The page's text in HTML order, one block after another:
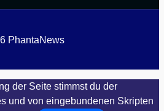
PhantaNews
der Seite stimmst du der
und von eingebundenen Skripten